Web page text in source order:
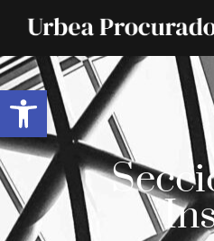
Abrir barra de